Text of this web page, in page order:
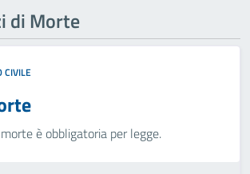
di Morte
CIVILE
è obbligatoria per legge.